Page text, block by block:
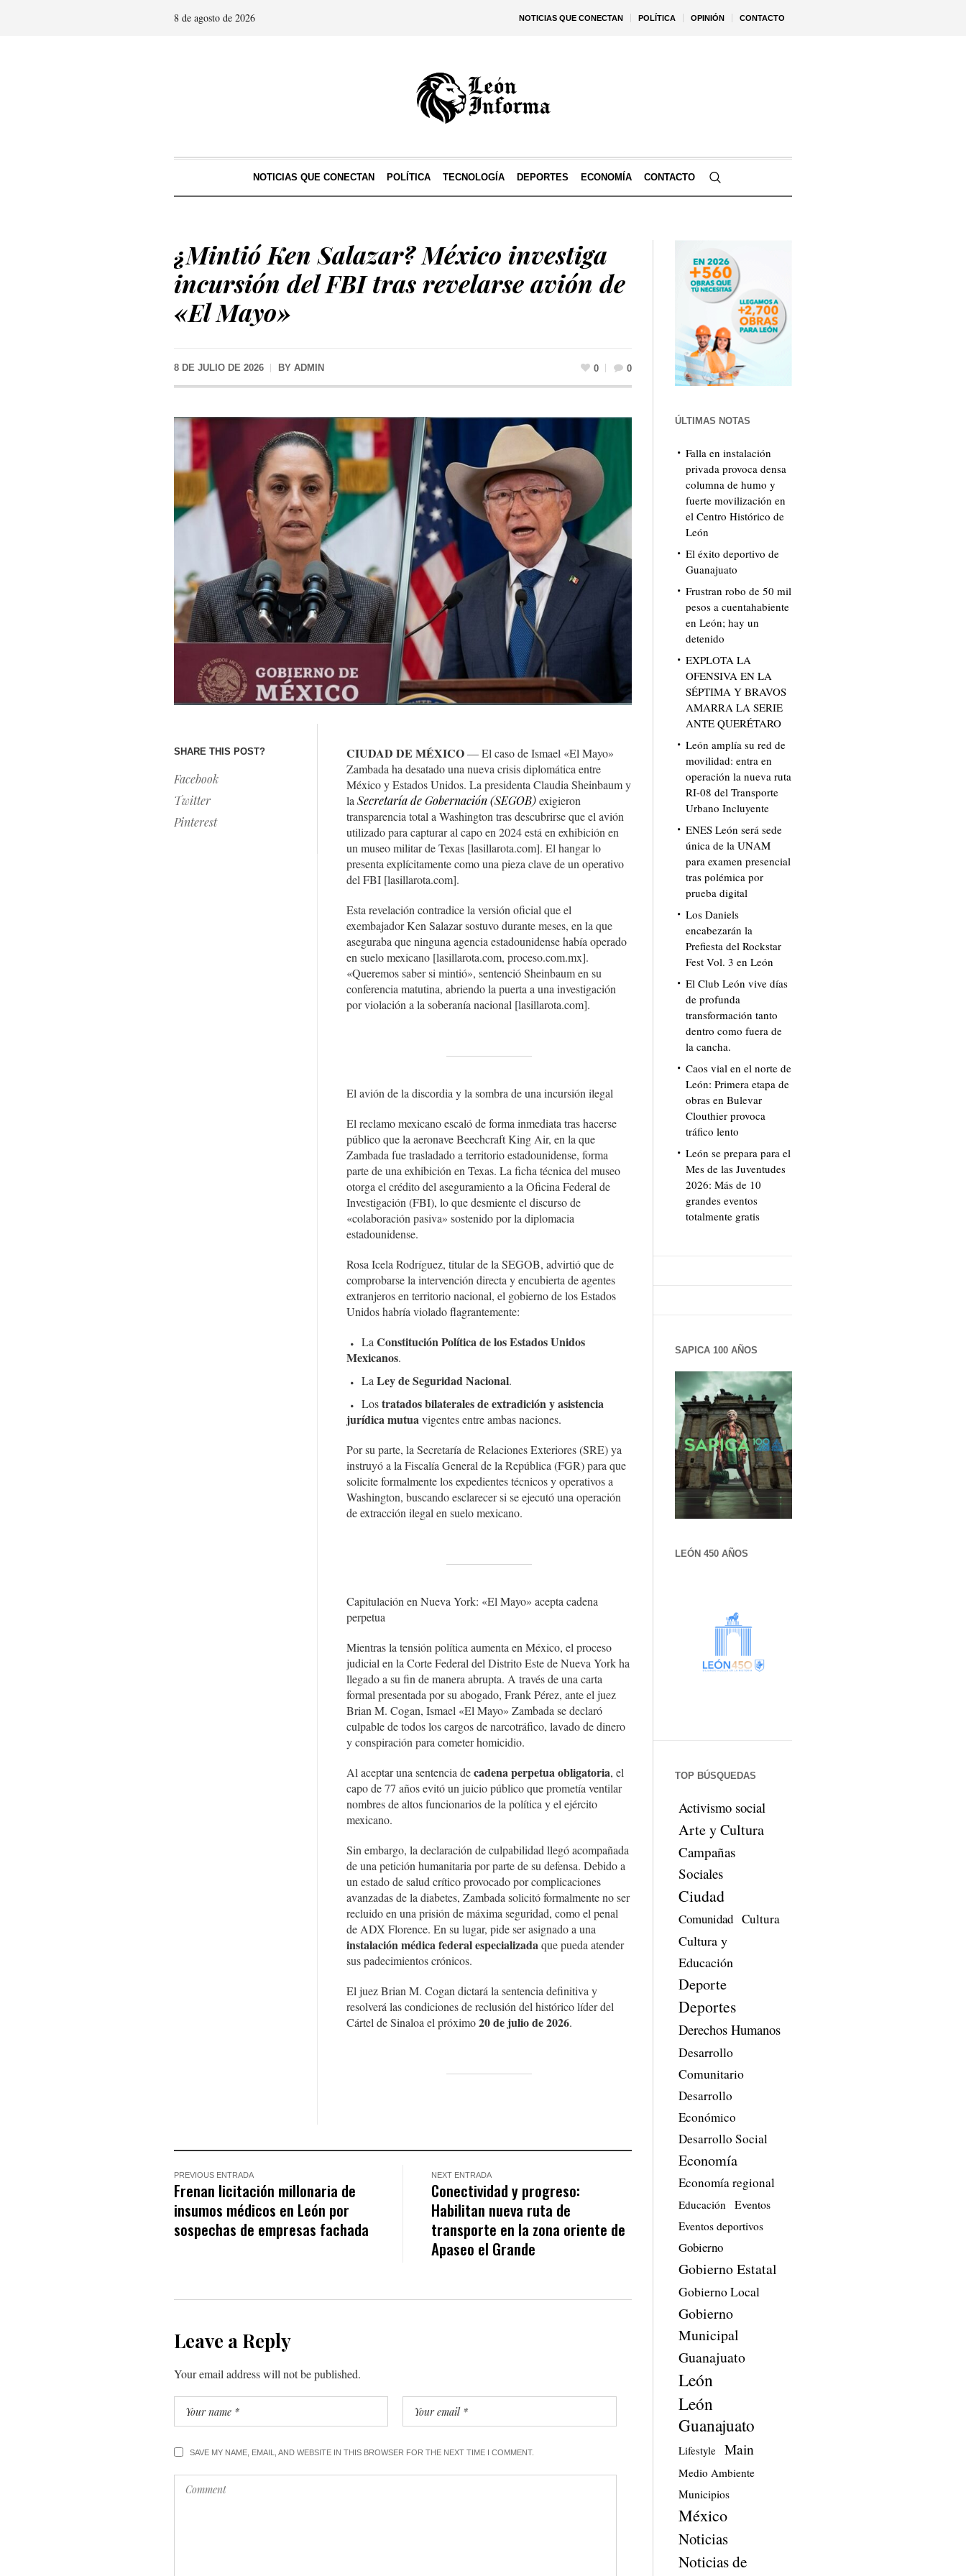
NOTICIAS QUE CONECTAN POLÍTICA OPINIÓN CONTACTO
8 de agosto de 2026
NOTICIAS QUE CONECTAN POLÍTICA TECNOLOGÍA DEPORTES ECONOMÍA CONTACTO
¿Mintió Ken Salazar? México investiga
incursión del FBI tras revelarse avión de
«El Mayo»
8 DE JULIO DE 2026 BY ADMIN 0 0
SHARE THIS POST?
Facebook
Twitter
Pinterest
CIUDAD DE MÉXICO— El caso de Ismael «El Mayo»
Zambada ha desatado una nueva crisis diplomática entre
México y Estados Unidos. La presidenta Claudia Sheinbaum y
laSecretaría de Gobernación (SEGOB)exigieron
transparencia total a Washington tras descubrirse que el avión
utilizado para capturar al capo en 2024 está en exhibición en
un museo militar de Texas [lasillarota.com]. El hangar lo
presenta explícitamente como una pieza clave de un operativo
del FBI [lasillarota.com].
Esta revelación contradice la versión oficial que el
exembajador Ken Salazar sostuvo durante meses, en la que
aseguraba que ninguna agencia estadounidense había operado
en suelo mexicano [lasillarota.com, proceso.com.mx].
«Queremos saber si mintió», sentenció Sheinbaum en su
conferencia matutina, abriendo la puerta a una investigación
por violación a la soberanía nacional [lasillarota.com].
El avión de la discordia y la sombra de una incursión ilegal
El reclamo mexicano escaló de forma inmediata tras hacerse
público que la aeronave Beechcraft King Air, en la que
Zambada fue trasladado a territorio estadounidense, forma
parte de una exhibición en Texas. La ficha técnica del museo
otorga el crédito del aseguramiento a la Oficina Federal de
Investigación (FBI), lo que desmiente el discurso de
«colaboración pasiva» sostenido por la diplomacia
estadounidense.
Rosa Icela Rodríguez, titular de la SEGOB, advirtió que de
comprobarse la intervención directa y encubierta de agentes
extranjeros en territorio nacional, el gobierno de los Estados
Unidos habría violado flagrantemente:
LaConstitución Política de los Estados Unidos
Mexicanos.
LaLey de Seguridad Nacional.
Lostratados bilaterales de extradición y asistencia
jurídica mutuavigentes entre ambas naciones.
Por su parte, la Secretaría de Relaciones Exteriores (SRE) ya
instruyó a la Fiscalía General de la República (FGR) para que
solicite formalmente los expedientes técnicos y operativos a
Washington, buscando esclarecer si se ejecutó una operación
de extracción ilegal en suelo mexicano.
Capitulación en Nueva York: «El Mayo» acepta cadena
perpetua
Mientras la tensión política aumenta en México, el proceso
judicial en la Corte Federal del Distrito Este de Nueva York ha
llegado a su fin de manera abrupta. A través de una carta
formal presentada por su abogado, Frank Pérez, ante el juez
Brian M. Cogan, Ismael «El Mayo» Zambada se declaró
culpable de todos los cargos de narcotráfico, lavado de dinero
y conspiración para cometer homicidio.
Al aceptar una sentencia decadena perpetua obligatoria, el
capo de 77 años evitó un juicio público que prometía ventilar
nombres de altos funcionarios de la política y el ejército
mexicano.
Sin embargo, la declaración de culpabilidad llegó acompañada
de una petición humanitaria por parte de su defensa. Debido a
un estado de salud crítico provocado por complicaciones
avanzadas de la diabetes, Zambada solicitó formalmente no ser
recluido en una prisión de máxima seguridad, como el penal
de ADX Florence. En su lugar, pide ser asignado a una
instalación médica federal especializadaque pueda atender
sus padecimientos crónicos.
El juez Brian M. Cogan dictará la sentencia definitiva y
resolverá las condiciones de reclusión del histórico líder del
Cártel de Sinaloa el próximo20 de julio de 2026.
PREVIOUS ENTRADA
Frenan licitación millonaria de
insumos médicos en León por
sospechas de empresas fachada
NEXT ENTRADA
Conectividad y progreso:
Habilitan nueva ruta de
transporte en la zona oriente de
Apaseo el Grande
Leave a Reply
Your email address will not be published.
SAVE MY NAME, EMAIL, AND WEBSITE IN THIS BROWSER FOR THE NEXT TIME I COMMENT.
ÚLTIMAS NOTAS
Falla en instalación
privada provoca densa
columna de humo y
fuerte movilización en
el Centro Histórico de
León
El éxito deportivo de
Guanajuato
Frustran robo de 50 mil
pesos a cuentahabiente
en León; hay un
detenido
EXPLOTA LA
OFENSIVA EN LA
SÉPTIMA Y BRAVOS
AMARRA LA SERIE
ANTE QUERÉTARO
León amplía su red de
movilidad: entra en
operación la nueva ruta
RI-08 del Transporte
Urbano Incluyente
ENES León será sede
única de la UNAM
para examen presencial
tras polémica por
prueba digital
Los Daniels
encabezarán la
Prefiesta del Rockstar
Fest Vol. 3 en León
El Club León vive días
de profunda
transformación tanto
dentro como fuera de
la cancha.
Caos vial en el norte de
León: Primera etapa de
obras en Bulevar
Clouthier provoca
tráfico lento
León se prepara para el
Mes de las Juventudes
2026: Más de 10
grandes eventos
totalmente gratis
SAPICA 100 AÑOS
LEÓN 450 AÑOS
TOP BÚSQUEDAS
Activismo social
Arte y Cultura
Campañas
Sociales
Ciudad
Comunidad Cultura
Cultura y
Educación
Deporte
Deportes
Derechos Humanos
Desarrollo
Comunitario
Desarrollo
Económico
Desarrollo Social
Economía
Economía regional
Educación Eventos
Eventos deportivos
Gobierno
Gobierno Estatal
Gobierno Local
Gobierno
Municipal
Guanajuato
León
León
Guanajuato
Lifestyle Main
Medio Ambiente
Municipios
México
Noticias
Noticias de